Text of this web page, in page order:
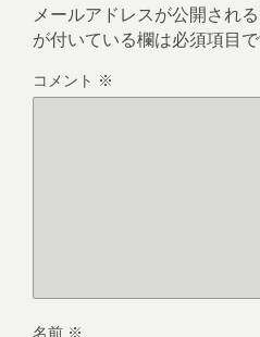
メールアドレスが公開され
が付いている欄は必須項目
コメント ※
名前 ※